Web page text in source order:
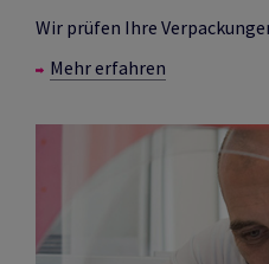
Wir prüfen Ihre
Mehr erfahren